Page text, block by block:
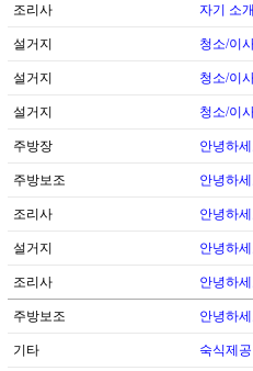
조리사 자기 소
설거지 청소/이
설거지 청소/이
설거지 청소/이
주방장 안녕하
주방보조 안녕하
조리사 안녕하
설거지 안녕하
조리사 안녕하
주방보조 안녕하
기타 숙식제